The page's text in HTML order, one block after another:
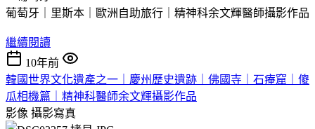
葡萄牙｜里斯本｜歐洲自助旅行｜精神科余文輝醫師攝影作品
繼續閱讀
10年前
韓國世界文化遺產之一｜慶州歷史遺跡｜佛國寺｜石痷窟｜傻
瓜相機篇｜精神科醫師余文輝攝影作品
影像 攝影寫真